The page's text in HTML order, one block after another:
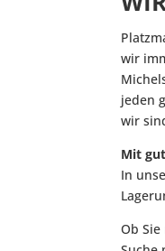
wir
jeden
wir
Mit
In
Ob